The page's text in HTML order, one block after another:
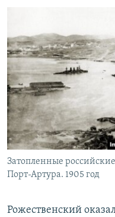
Затопленные
Порт-Артура. 1905 год
Рожественский